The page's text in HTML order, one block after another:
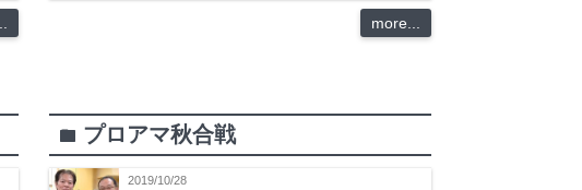
more...
folder プロアマ秋合戦
2019/10/28